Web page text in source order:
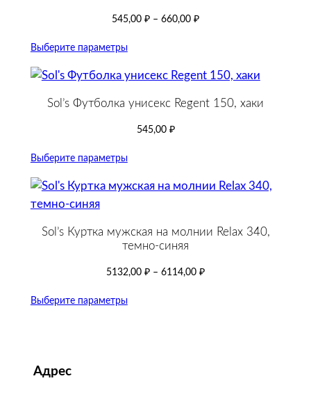
545,00 ₽ – 660,00 ₽
Выберите параметры
Sol’s Футболка унисекс Regent 150, хаки
545,00 ₽
Выберите параметры
Sol’s Куртка мужская на молнии Relax 340,
темно-синяя
5132,00 ₽ – 6114,00 ₽
Выберите параметры
Адрес